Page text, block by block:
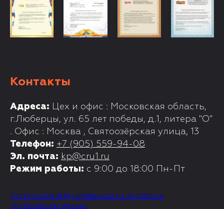
Контакты
Адреса: Цех и офис : Московская область,
г.Люберцы, ул. 65 лет победы, д.1, литера "О"
. Офис : Москва , Святоозёрская улица, 13
Телефон: +7 (905) 559-94-08
Эл. почта: kp@cru1.ru
Режим работы: с 9:00 до 18:00 Пн-Пт
Политика конфиденциальности и обработки
персональных данных